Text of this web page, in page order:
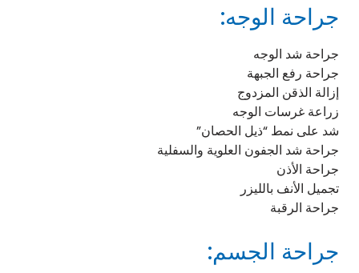
جراحة الوجه:
جراحة شد الوجه
جراحة رفع الجبهة
إزالة الذقن المزدوج
زراعة غرسات الوجه
شد على نمط “ذيل الحصان”
جراحة شد الجفون العلوية والسفلية
جراحة الأذن
تجميل الأنف بالليزر
جراحة الرقبة
جراحة الجسم: